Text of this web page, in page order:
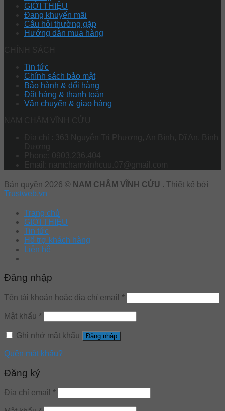
GIỚI THIỆU
Đang khuyến mãi
Câu hỏi thường gặp
Hướng dẫn mua hàng
CHÍNH SÁCH
Tin tức
Chính sách bảo mật
Bảo hành & đổi hàng
Đặt hàng & thanh toán
Vận chuyển & giao hàng
NAM CHÂM VĨNH CỬU
Địa chỉ : 363 Nguyễn Tri Phương, An Bình, Dĩ An, Bình
Phone: 0903.236.404
Email: namchamvinhcuu.07@gmail.com
Bản quyền 2026 © NAM CHÂM VĨNH CỬU . Thiết kế bởi
Trustweb.vn
Trang chủ
GIỚI THIỆU
Tin tức
Hổ trợ khách hàng
Liên hệ
Đăng nhập
Tên tài khoản hoặc địa chỉ email *
Mật khẩu *
Ghi nhớ mật khẩu Đăng nhập
Quên mật khẩu?
Đăng ký
Địa chỉ email *